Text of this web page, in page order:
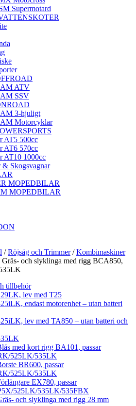
Supermotard
ATV
SSV
3-hjuligt
Motorcyklar
AT5 500cc
AT6 570cc
AT10 1000cc
& Skogsvagnar
MOPEDBILAR
MOPEDBILAR
/Röjsåg och Trimmer/Kombimaskiner
och slyklinga med rigg BCA850,
tillbehör
lev med T25
endast motorenhet – utan batteri
lev med TA850 – utan batteri och
med kort rigg BA101, passar
525LK/535LK
BR600, passar
525LK/535LK
EX780, passar
525LK/535LK/535FBX
och slyklinga med rigg 28 mm